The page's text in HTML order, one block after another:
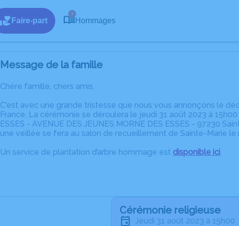
Faire-part
3
Hommages
Message de la famille
Chère famille, chers amis,
C'est avec une grande tristesse que nous vous annonçons le
France. La cérémonie se déroulera le jeudi 31 août 2023 à
ESSES - AVENUE DES JEUNES MORNE DES ESSES - 97230
une veillée se fera au salon de recueillement de Sainte-Marie le
Un service de plantation d’arbre hommage est disponible ici.
Cérémonie religieuse
jeudi 31 août 2023 à 15h00